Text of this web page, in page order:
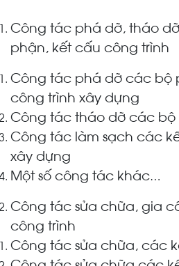
Công tác phá dỡ, tháo
phận, kết cấu công trình
Công tác phá dỡ các bộ
công trình xây dựng
Công tác tháo dỡ các
Công tác làm sạch các
xây dựng
Một số công tác khác…
Công tác sửa chữa, gia
công trình
Công tác sửa chữa, các